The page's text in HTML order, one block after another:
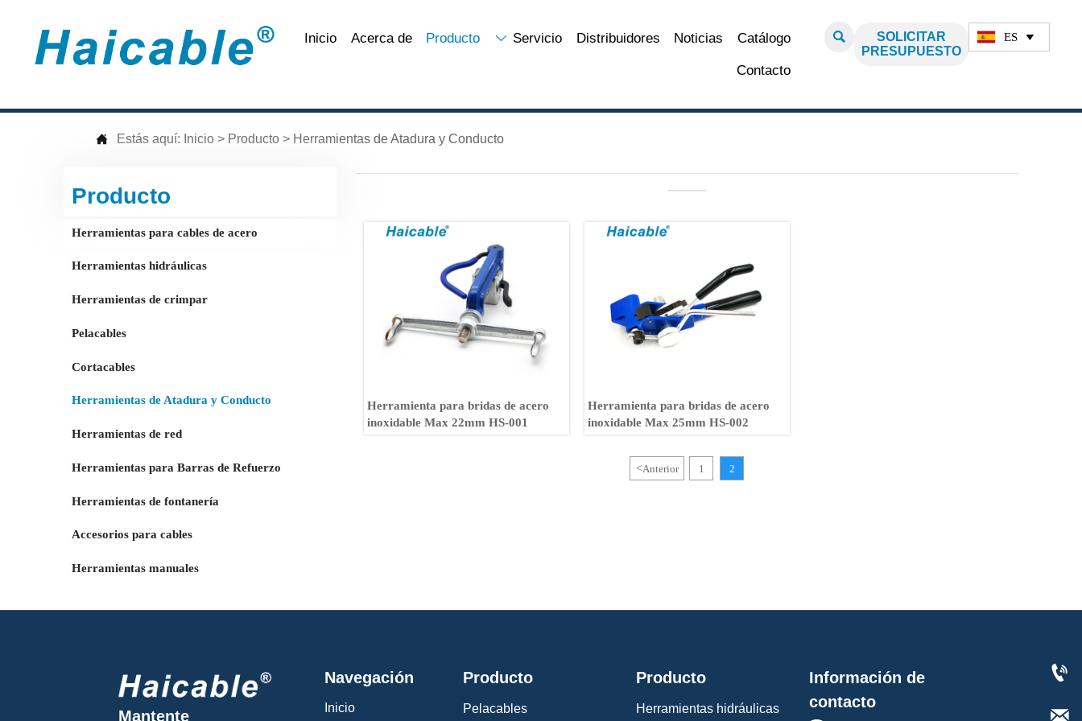
Inicio Acerca de Producto  Servicio Distribuidores Noticias Catálogo
Contacto

SOLICITAR
PRESUPUESTO
ES 
 Estás aquí: Inicio > Producto > Herramientas de Atadura y Conducto
Producto
Herramientas para cables de acero
Herramientas hidráulicas
Herramientas de crimpar
Pelacables
Cortacables
Herramientas de Atadura y Conducto
Herramientas de red
Herramientas para Barras de Refuerzo
Herramientas de fontanería
Accesorios para cables
Herramientas manuales
———
Herramienta para bridas de acero
inoxidable Max 22mm HS-001
Herramienta para bridas de acero
inoxidable Max 25mm HS-002
<Anterior 1 2
Mantente
Navegación
Inicio
Producto
Pelacables
Producto
Herramientas hidráulicas
Información de
contacto

